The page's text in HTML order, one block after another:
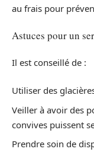
au frais pour
Astuces pour un
Il est conseillé de :
Utiliser des
Veiller à avoir des
convives puissent
Prendre soin de